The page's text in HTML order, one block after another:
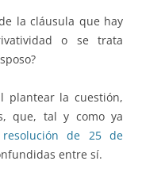
la cláusula que hay
o se trata
la cuestión,
que, tal y como ya
resolución de 25 de
entre sí.